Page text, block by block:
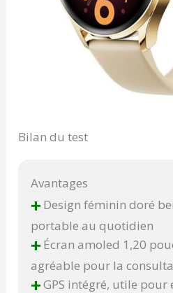
Bilan du test
Avantages
+ Design féminin doré
portable au quotidien
+ Écran amoled 1,20
agréable pour la
+GPS intégré, utile pour